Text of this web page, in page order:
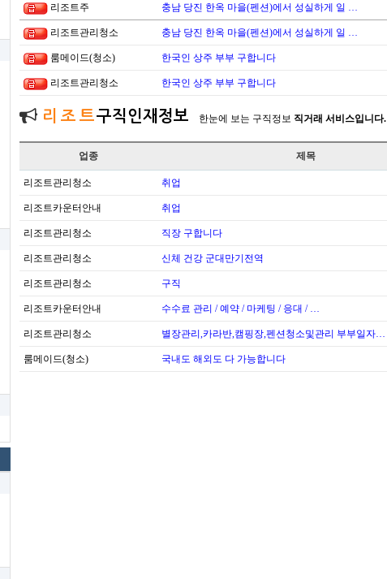
리조트주 충남 당진 한옥 마을(펜션)에서 성실하게 일 …
리조트관리청소 충남 당진 한옥 마을(펜션)에서 성실하게 일 …
룸메이드(청소) 한국인 상주 부부 구합니다
리조트관리청소 한국인 상주 부부 구합니다
리 조 트구직인재정보 한눈에 보는 구직정보 직거래 서비스입니다.
업종 제목
리조트관리청소 취업
리조트카운터안내 취업
리조트관리청소 직장 구합니다
리조트관리청소 신체 건강 군대만기전역
리조트관리청소 구직
리조트카운터안내 수수료 관리 / 예약 / 마케팅 / 응대 / …
리조트관리청소 별장관리,카라반,캠핑장,펜션청소및관리 부부일자…
룸메이드(청소) 국내도 해외도 다 가능합니다